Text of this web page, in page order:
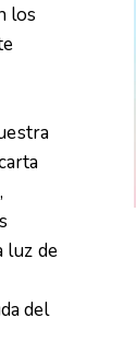
los
luz de
del